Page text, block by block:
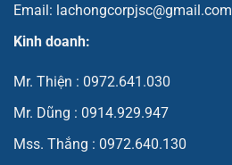
Email: lachongcorpjsc@gmail.com
Kinh doanh:
Mr. Thiện : 0972.641.030
Mr. Dũng : 0914.929.947
Mss. Thắng : 0972.640.130